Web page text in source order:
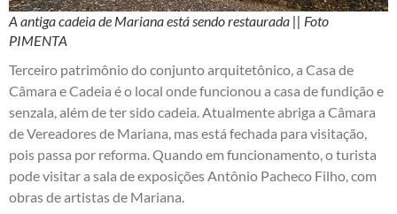
A antiga cadeia de Mariana está sendo restaurada || Foto
PIMENTA
Terceiro patrimônio do conjunto arquitetônico, a Casa de
Câmara e Cadeia é o local onde funcionou a casa de fundição e
senzala, além de ter sido cadeia. Atualmente abriga a Câmara
de Vereadores de Mariana, mas está fechada para visitação,
pois passa por reforma. Quando em funcionamento, o turista
pode visitar a sala de exposições Antônio Pacheco Filho, com
obras de artistas de Mariana.